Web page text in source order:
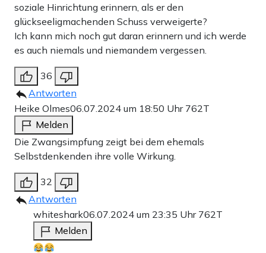
soziale Hinrichtung erinnern, als er den
glückseeligmachenden Schuss verweigerte?
Ich kann mich noch gut daran erinnern und ich werde
es auch niemals und niemandem vergessen.
36
Antworten
Heike Olmes06.07.2024 um 18:50 Uhr 762T
Melden
Die Zwangsimpfung zeigt bei dem ehemals
Selbstdenkenden ihre volle Wirkung.
32
Antworten
whiteshark06.07.2024 um 23:35 Uhr 762T
Melden